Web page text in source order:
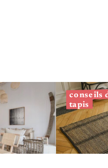
conseils
tapis